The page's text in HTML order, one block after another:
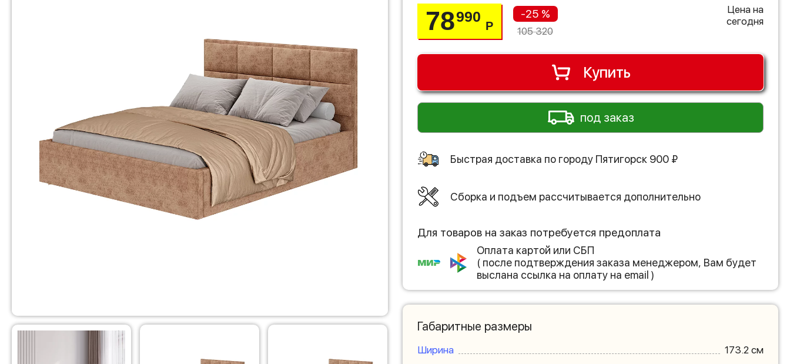
78990
Р
-25 %
105 320
Цена на
сегодня
Купить
под заказ
Быстрая доставка по городу Пятигорск 900 ₽
Сборка и подъем рассчитывается дополнительно
Для товаров на заказ потребуется предоплата
Оплата картой или СБП
( после подтверждения заказа менеджером, Вам будет
выслана ссылка на оплату на email )
Габаритные размеры
Ширина
173.2 см